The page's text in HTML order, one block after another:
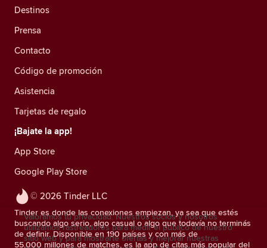
© 2026 Tinder LLC
Tinder es donde las conexiones empiezan, ya sea que estés
buscando algo serio, algo casual o algo que todavía no terminás
de definir. Disponible en 190 países y con más de
55.000 millones de matches, es la app de citas más popular del
Destinos
Prensa
Contacto
Código de promoción
Asistencia
Tarjetas de regalo
¡Bajate la app!
App Store
Google Play Store
Valoramos tu privacidad. Nuestros socios y nosotros
utilizamos rastreadores para medir el público de nuestro
sitio web y para mostrarte ofertas y mejorar nuestras